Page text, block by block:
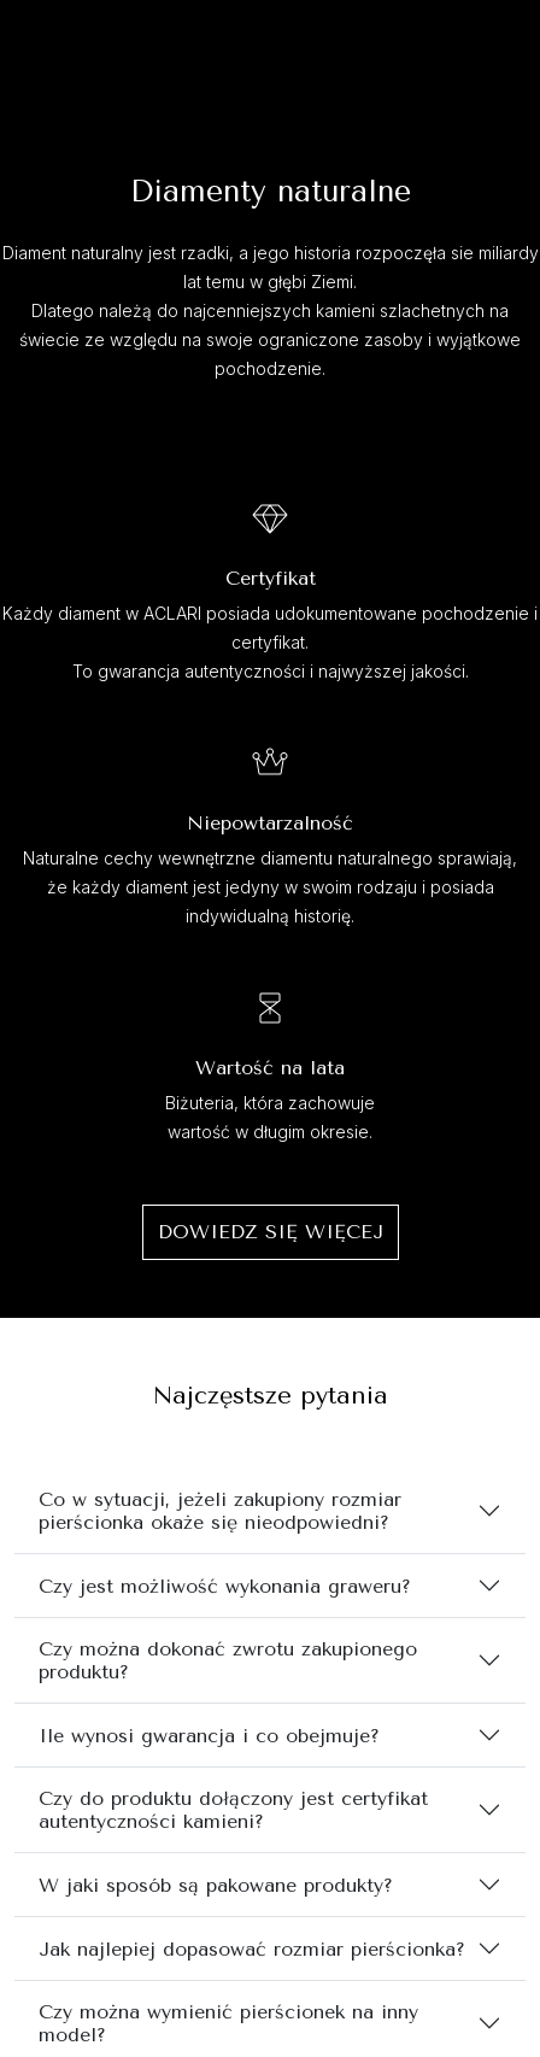
Diamenty naturalne
Diament naturalny jest rzadki, a jego historia rozpoczęła sie miliardy
lat temu w głębi Ziemi.
Dlatego należą do najcenniejszych kamieni szlachetnych na
świecie ze względu na swoje ograniczone zasoby i wyjątkowe
pochodzenie.
Certyfikat
Każdy diament w ACLARI posiada udokumentowane pochodzenie i
certyfikat.
To gwarancja autentyczności i najwyższej jakości.
Niepowtarzalność
Naturalne cechy wewnętrzne diamentu naturalnego sprawiają,
że każdy diament jest jedyny w swoim rodzaju i posiada
indywidualną historię.
Wartość na lata
Biżuteria, która zachowuje
wartość w długim okresie.
DOWIEDZ SIĘ WIĘCEJ
Najczęstsze pytania
Co w sytuacji, jeżeli zakupiony rozmiar
pierścionka okaże się nieodpowiedni?
Czy jest możliwość wykonania graweru?
Czy można dokonać zwrotu zakupionego
produktu?
Ile wynosi gwarancja i co obejmuje?
Czy do produktu dołączony jest certyfikat
autentyczności kamieni?
W jaki sposób są pakowane produkty?
Jak najlepiej dopasować rozmiar pierścionka?
Czy można wymienić pierścionek na inny
model?